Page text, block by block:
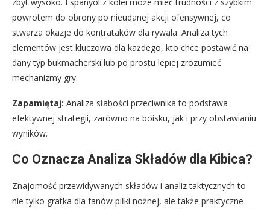
powrotem do obrony po nieudanej akcji ofensywnej, co
stwarza okazje do kontrataków dla rywala. Analiza tych
elementów jest kluczowa dla każdego, kto chce postawić na
dany typ bukmacherski lub po prostu lepiej zrozumieć
mechanizmy gry.
Zapamiętaj: Analiza słabości przeciwnika to podstawa
efektywnej strategii, zarówno na boisku, jak i przy obstawianiu
wyników.
Co Oznacza Analiza Składów dla Kibica?
Znajomość przewidywanych składów i analiz taktycznych to
nie tylko gratka dla fanów piłki nożnej, ale także praktyczne